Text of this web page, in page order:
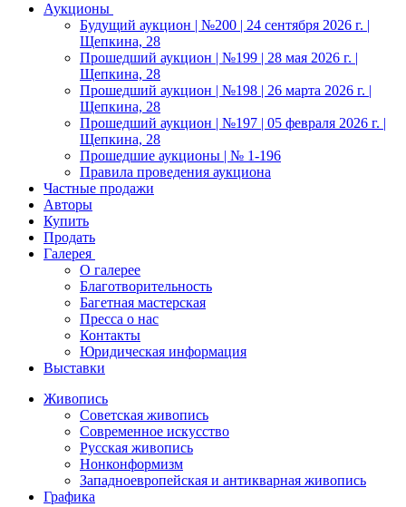
Аукционы
Будущий аукцион | №200 | 24 сентября 2026 г. |
Щепкина, 28
Прошедший аукцион | №199 | 28 мая 2026 г. |
Щепкина, 28
Прошедший аукцион | №198 | 26 марта 2026 г. |
Щепкина, 28
Прошедший аукцион | №197 | 05 февраля 2026 г. |
Щепкина, 28
Прошедшие аукционы | № 1-196
Правила проведения аукциона
Частные продажи
Авторы
Купить
Продать
Галерея
О галерее
Благотворительность
Багетная мастерская
Пресса о нас
Контакты
Юридическая информация
Выставки
Живопись
Советская живопись
Современное искусство
Русская живопись
Нонконформизм
Западноевропейская и антикварная живопись
Графика